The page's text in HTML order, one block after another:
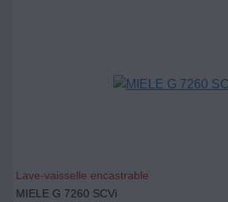
Lave-vaisselle encastrable
MIELE G 7260 SCVi